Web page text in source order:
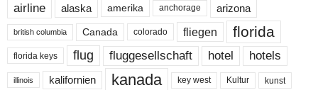
airline alaska amerika anchorage arizona
british columbia Canada colorado fliegen florida
florida keys flug fluggesellschaft hotel hotels
illinois kalifornien kanada key west Kultur kunst